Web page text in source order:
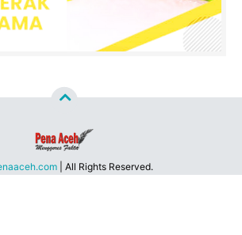
| All Rights Reserved.
Developed byPena aceh